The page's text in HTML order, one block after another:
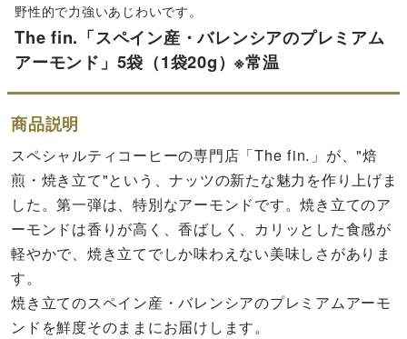
野性的で力強いあじわいです。
The fin.「スペイン産・バレンシアのプレミアム
アーモンド」5袋（1袋20g）※常温
商品説明
スペシャルティコーヒーの専門店「The fin.」が、"焙
煎・焼き立て"という、ナッツの新たな魅力を作り上げま
した。第一弾は、特別なアーモンドです。焼き立てのア
ーモンドは香りが高く、香ばしく、カリッとした食感が
軽やかで、焼き立てでしか味わえない美味しさがありま
す。
焼き立てのスペイン産・バレンシアのプレミアムアーモ
ンドを鮮度そのままにお届けします。